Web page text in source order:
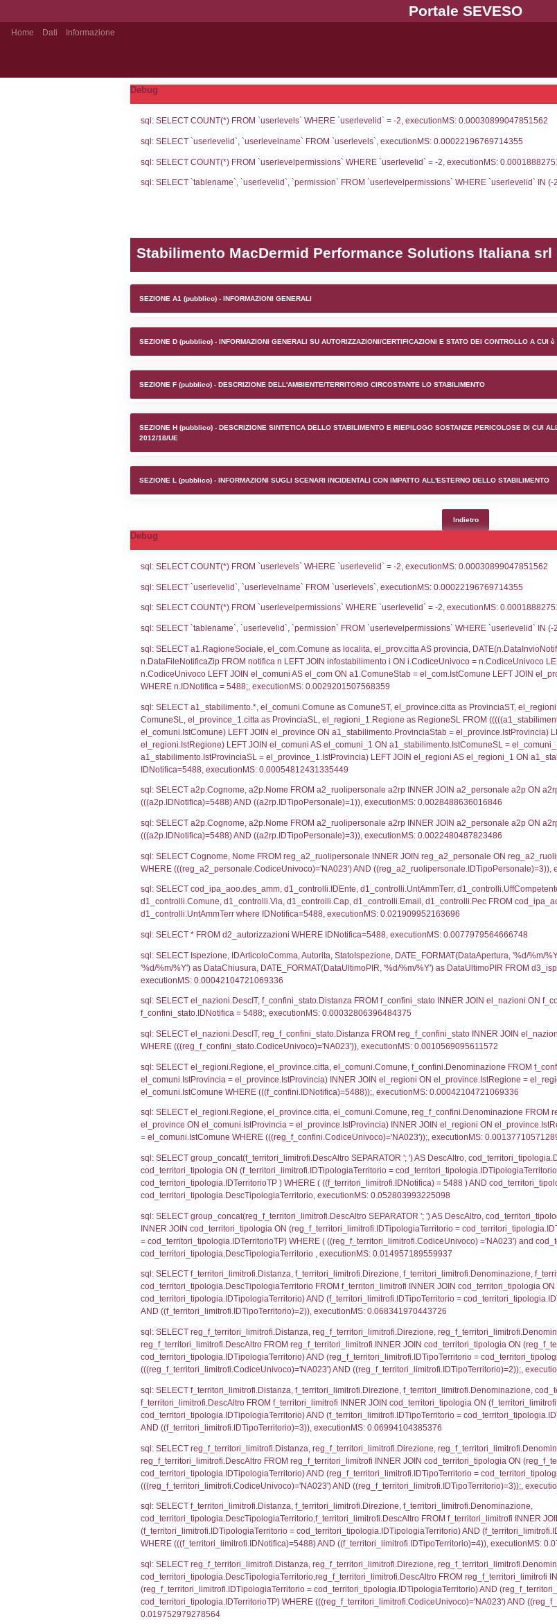
Notifiche pubblico
Debug
sql: SELECT COUNT(*) FROM `userlevels` WHERE
sql: SELECT COUNT(*) FROM `userlevelpermissions`
Stabilimento MacDermid
SEZIONE D (pubblico) - INFORMAZIONI GENERALI SU
SEZIONE F (pubblico) - DESCRIZIONE DELL'AMBIENTE/
SEZIONE H (pubblico) - DESCRIZIONE SINTETICA DELLO
2012/18/UE
SEZIONE L (pubblico) - INFORMAZIONI SUGLI SCENARI
Debug
sql: SELECT COUNT(*) FROM `userlevels` WHERE
sql: SELECT `userlevelid`, `userlevelname` FROM
sql: SELECT COUNT(*) FROM `userlevelpermissions`
sql: SELECT `tablename`, `userlevelid`, `permission`
sql: SELECT a1.RagioneSociale, el_com.Comune as
n.DataFileNotificaZip FROM notifica n LEFT JOIN
n.CodiceUnivoco LEFT JOIN el_comuni AS el_com ON
WHERE n.IDNotifica = 5488;, executionMS:
sql: SELECT a1_stabilimento.*, el_comuni.Comune as
ComuneSL, el_province_1.citta as ProvinciaSL,
el_comuni.IstComune) LEFT JOIN el_province ON
el_regioni.IstRegione) LEFT JOIN el_comuni AS
a1_stabilimento.IstProvinciaSL =
IDNotifica=5488, executionMS: 0.00054812431335449
sql: SELECT a2p.Cognome, a2p.Nome FROM
(((a2p.IDNotifica)=5488) AND
(((a2p.IDNotifica)=5488) AND
sql: SELECT Cognome, Nome FROM
WHERE (((reg_a2_personale.CodiceUnivoco)='NA023')
sql: SELECT cod_ipa_aoo.des_amm,
d1_controlli.Comune, d1_controlli.Via, d1_controlli.Cap,
d1_controlli.UntAmmTerr where IDNotifica=5488,
sql: SELECT Ispezione, IDArticoloComma, Autorita,
'%d/%m/%Y') as DataChiusura,
executionMS: 0.00042104721069336
sql: SELECT el_nazioni.DescIT, f_confini_stato.Distanza
f_confini_stato.IDNotifica = 5488;, executionMS:
sql: SELECT el_nazioni.DescIT,
WHERE (((reg_f_confini_stato.CodiceUnivoco)='NA023')),